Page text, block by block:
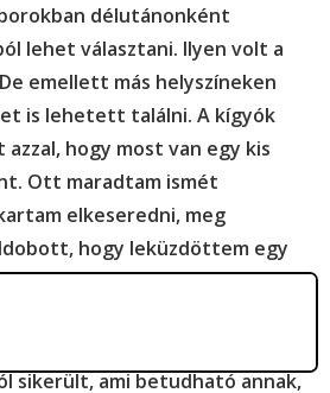
délutánonként
lehet választani. Ilyen volt a
emellett más helyszíneken
is lehetett találni. A kígyók
hogy most van egy kis
Ott maradtam ismét
elkeseredni, meg
hogy leküzdöttem egy
bóklászni és nézelődni
vigyorogva
a kígyós képet –
sikerült, ami betudható annak,